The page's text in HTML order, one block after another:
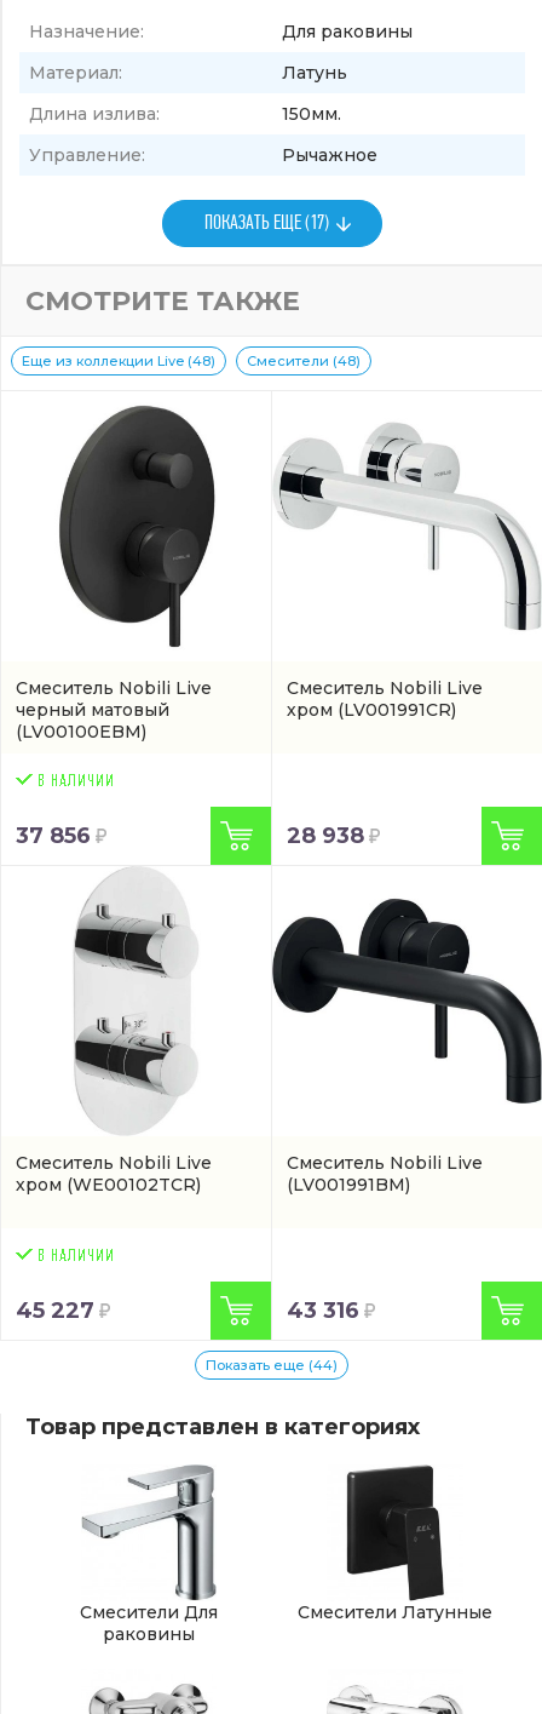
Назначение:
Для раковины
Материал:
Латунь
Длина излива:
150мм.
Управление:
Рычажное
ПОКАЗАТЬ ЕЩЕ (17)
СМОТРИТЕ ТАКЖЕ
Еще из коллекции Live (48) Смесители (48)
Смеситель Nobili Live
черный матовый
(LV00100EBM)
37 856
Смеситель Nobili Live
хром (LV001991CR)
28 938
Смеситель Nobili Live
хром (WE00102TCR)
45 227
Смеситель Nobili Live
(LV001991BM)
43 316
Показать еще (44)
Товар представлен в категориях
Смесители Для
раковины
Смесители Латунные